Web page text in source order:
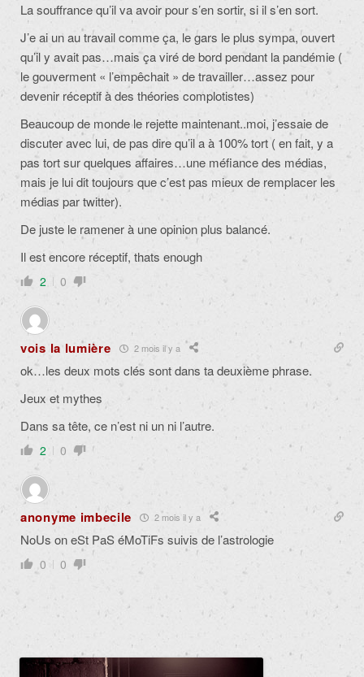
La souffrance qu’il va avoir pour s’en sortir, si il s’en sort.
J’e ai un au travail comme ça, le gars le plus sympa, ouvert
qu’il y avait pas…mais ça viré de bord pendant la pandémie (
le gouverment « l’empêchait » de travailler…assez pour
devenir réceptif à des théories complotistes)
Beaucoup de monde le rejette maintenant..moi, j’essaie de
discuter avec lui, de pas dire qu’il a à 100% tort ( en fait, y a
pas tort sur quelques affaires…une méfiance des médias,
mais je lui dit toujours que c’est pas mieux de remplacer les
médias par twitter).
De juste le ramener à une opinion plus balancé.
Il est encore réceptif, thats enough
2 0
vois la lumière 2 mois il y a
ok…les deux mots clés sont dans ta deuxième phrase.
Jeux et mythes
Dans sa tête, ce n’est ni un ni l’autre.
2 0
anonyme imbecile 2 mois il y a
NoUs on eSt PaS éMoTiFs suivis de l’astrologie
0 0